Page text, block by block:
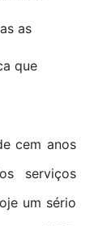
as
que
cem anos
serviços
um sério